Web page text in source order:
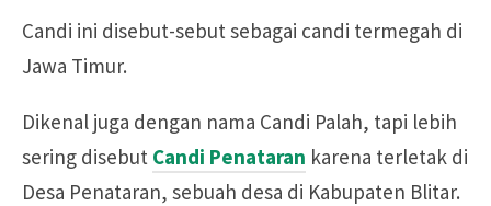
Candi ini disebut-sebut sebagai candi termegah di
Jawa Timur.
Dikenal juga dengan nama Candi Palah, tapi lebih
sering disebut Candi Penataran karena terletak di
Desa Penataran, sebuah desa di Kabupaten Blitar.